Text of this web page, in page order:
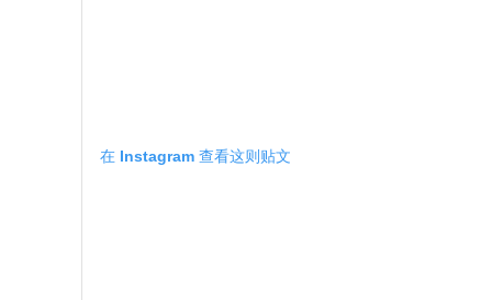
在 Instagram 查看这则贴文